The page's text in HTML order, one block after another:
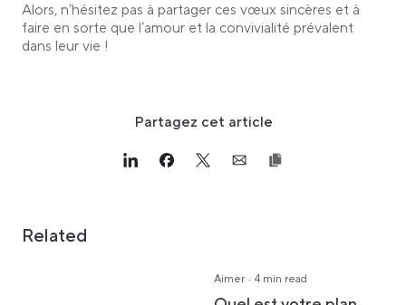
Alors, n’hésitez pas à partager ces vœux sincères et à
faire en sorte que l’amour et la convivialité prévalent
dans leur vie !
Partagez cet article
Link opens in a new tab
>Share on Linkedin
Link opens in a new tab
>Share on Facebook
Link opens in a new tab
>Share on Twitter
Link opens in a new tab
>Share on Email
Related
Aimer · 4 min read